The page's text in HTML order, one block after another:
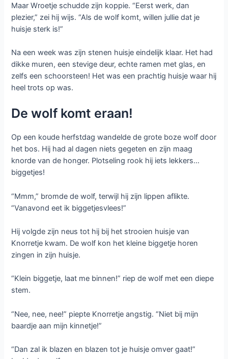
Maar Wroetje schudde zijn koppie. “Eerst werk, dan
plezier,” zei hij wijs. “Als de wolf komt, willen jullie dat je
huisje sterk is!”
Na een week was zijn stenen huisje eindelijk klaar. Het had
dikke muren, een stevige deur, echte ramen met glas, en
zelfs een schoorsteen! Het was een prachtig huisje waar hij
heel trots op was.
De wolf komt eraan!
Op een koude herfstdag wandelde de grote boze wolf door
het bos. Hij had al dagen niets gegeten en zijn maag
knorde van de honger. Plotseling rook hij iets lekkers…
biggetjes!
“Mmm,” bromde de wolf, terwijl hij zijn lippen aflikte.
“Vanavond eet ik biggetjesvlees!”
Hij volgde zijn neus tot hij bij het strooien huisje van
Knorretje kwam. De wolf kon het kleine biggetje horen
zingen in zijn huisje.
“Klein biggetje, laat me binnen!” riep de wolf met een diepe
stem.
“Nee, nee, nee!” piepte Knorretje angstig. “Niet bij mijn
baardje aan mijn kinnetje!”
“Dan zal ik blazen en blazen tot je huisje omver gaat!”